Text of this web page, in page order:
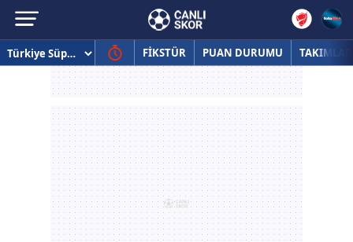
FİKSTÜR PUAN DURUMU TAKIMLAR